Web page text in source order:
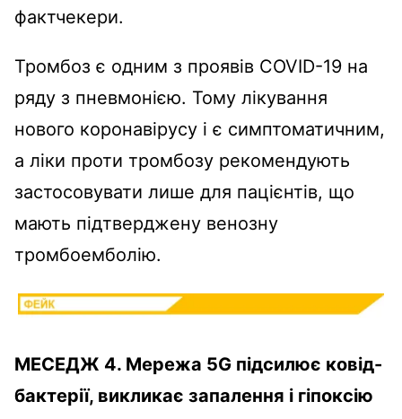
фактчекери.
Тромбоз є одним з проявів COVID-19 на
ряду з пневмонією. Тому лікування
нового коронавірусу і є симптоматичним,
а ліки проти тромбозу рекомендують
застосовувати лише для пацієнтів, що
мають підтверджену венозну
тромбоемболію.
МЕСЕДЖ 4. Мережа 5G підсилює ковід-
бактерії, викликає запалення і гіпоксію